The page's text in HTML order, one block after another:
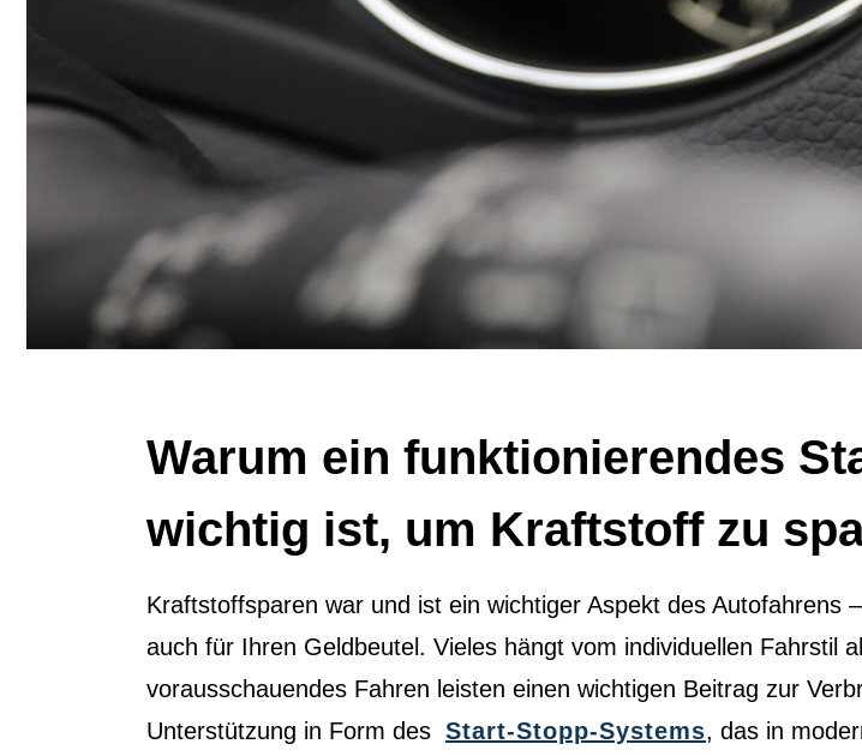
Warum ein funktionierendes
wichtig ist, um Kraftstoff zu
Kraftstoffsparen war und ist ein wichtiger Aspekt des Autofahrens
auch für Ihren Geldbeutel. Vieles hängt vom individuellen Fahrstil
vorausschauendes Fahren leisten einen wichtigen Beitrag zur
Unterstützung in Form des Start-Stopp-Systems, das in